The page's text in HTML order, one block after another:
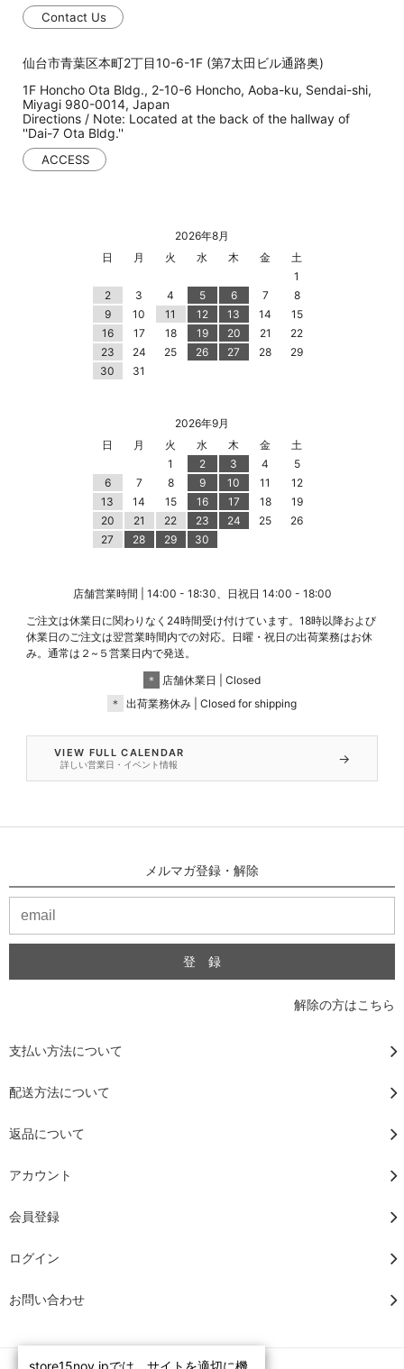
Contact Us
仙台市青葉区本町2丁目10-6-1F (第7太田ビル通路奥)
1F Honcho Ota Bldg., 2-10-6 Honcho, Aoba-ku, Sendai-shi,
Miyagi 980-0014, Japan
Directions / Note: Located at the back of the hallway of
''Dai-7 Ota Bldg.''
ACCESS
2026年8月
日
月 火 水 木 金
土
1
2
3 4 5 6 7
8
9
10 11 12 13 14
15
16
17 18 19 20 21
22
23
24 25 26 27 28
29
30
31
2026年9月
日
月 火 水 木 金
土
1
2 3 4
5
6
7 8 9 10 11
12
13
14 15 16 17 18
19
20
21 22 23 24 25
26
27
28 29 30
店舗営業時間 | 14:00 - 18:30、日祝日 14:00 - 18:00
ご注文は休業日に関わりなく24時間受け付けています。18時以降および
休業日のご注文は翌営業時間内での対応。日曜・祝日の出荷業務はお休
み。通常は２~５営業日内で発送。
＊
店舗休業日 | Closed
＊
出荷業務休み | Closed for shipping
VIEW FULL CALENDAR
詳しい営業日・イベント情報 →
メルマガ登録・解除
解除の方はこちら
支払い方法について
配送方法について
返品について
アカウント
会員登録
ログイン
お問い合わせ
store15nov.jpでは、サイトを適切に機